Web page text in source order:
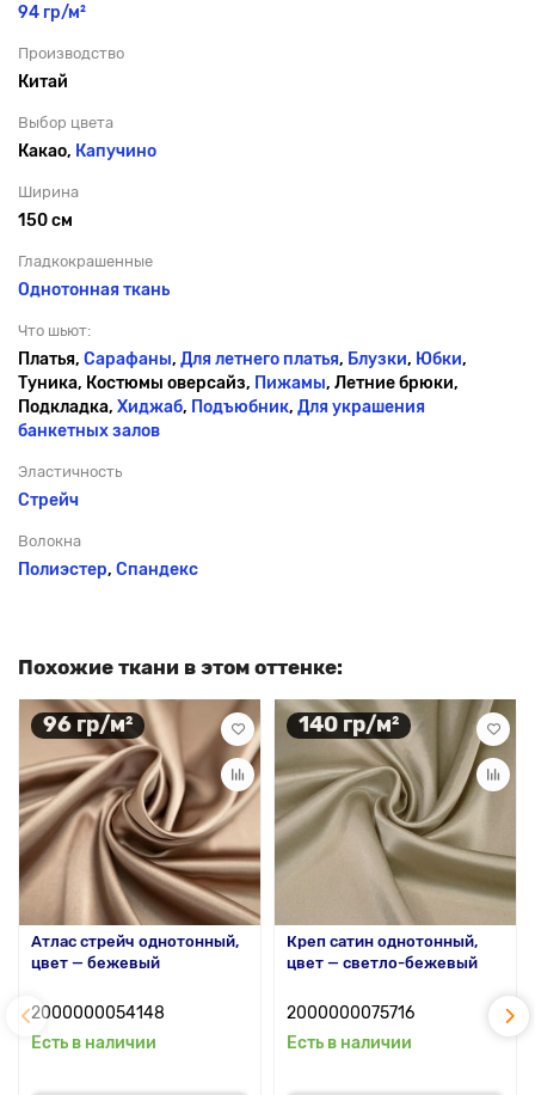
94 гр/м²
Производство
Китай
Выбор цвета
Какао, Капучино
Ширина
150 см
Гладкокрашенные
Однотонная ткань
Что шьют:
Платья, Сарафаны, Для летнего платья, Блузки, Юбки,
Туника, Костюмы оверсайз, Пижамы, Летние брюки,
Подкладка, Хиджаб, Подъюбник, Для украшения
банкетных залов
Эластичность
Стрейч
Волокна
Полиэстер, Спандекс
Похожие ткани в этом оттенке:
96 гр/м²
Атлас стрейч однотонный,
цвет — бежевый
2000000054148
Есть в наличии
140 гр/м²
Креп сатин однотонный,
цвет — светло-бежевый
2000000075716
Есть в наличии